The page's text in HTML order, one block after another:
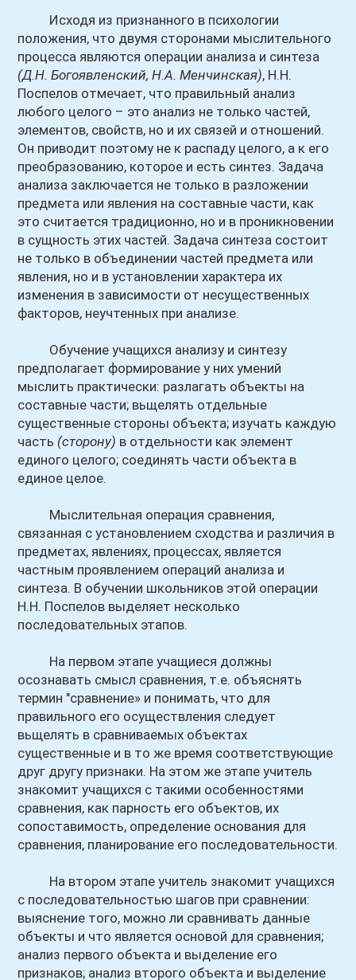
Исходя из признанного в психологии
положения, что двумя сторонами мыслительного
процесса являются операции анализа и синтеза
(Д.Н. Богоявленский, Н.А. Менчинская), Н.Н.
Поспелов отмечает, что правильный анализ
любого целого – это анализ не только частей,
элементов, свойств, но и их связей и отношений.
Он приводит поэтому не к распаду целого, а к его
преобразованию, которое и есть синтез. Задача
анализа заключается не только в разложении
предмета или явления на составные части, как
это считается традиционно, но и в проникновении
в сущность этих частей. Задача синтеза состоит
не только в объединении частей предмета или
явления, но и в установлении характера их
изменения в зависимости от несущественных
факторов, неучтенных при анализе.
Обучение учащихся анализу и синтезу
предполагает формирование у них умений
мыслить практически: разлагать объекты на
составные части; вьщелять отдельные
существенные стороны объекта; изучать каждую
часть (сторону) в отдельности как элемент
единого целого; соединять части объекта в
единое целое.
Мыслительная операция сравнения,
связанная с установлением сходства и различия в
предметах, явлениях, процессах, является
частным проявлением операций анализа и
синтеза. В обучении школьников этой операции
Н.Н. Поспелов выделяет несколько
последовательных этапов.
На первом этапе учащиеся должны
осознавать смысл сравнения, т.е. объяснять
термин "сравнение» и понимать, что для
правильного его осуществления следует
вьщелять в сравниваемых объектах
существенные и в то же время соответствующие
друг другу признаки. На этом же этапе учитель
знакомит учащихся с такими особенностями
сравнения, как парность его объектов, их
сопоставимость, определение основания для
сравнения, планирование его последовательности.
На втором этапе учитель знакомит учащихся
с последовательностью шагов при сравнении:
выяснение того, можно ли сравнивать данные
объекты и что является основой для сравнения;
анализ первого объекта и выделение его
признаков; анализ второго объекта и выделение